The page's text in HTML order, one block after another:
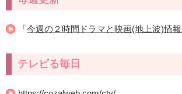
「今週の２時間ドラマと映画(地上波)情報
テレビる毎日